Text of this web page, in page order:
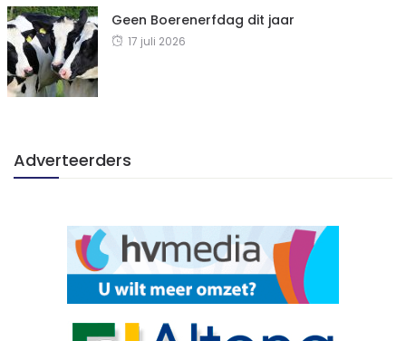
Geen Boerenerfdag dit jaar
17 juli 2026
Adverteerders